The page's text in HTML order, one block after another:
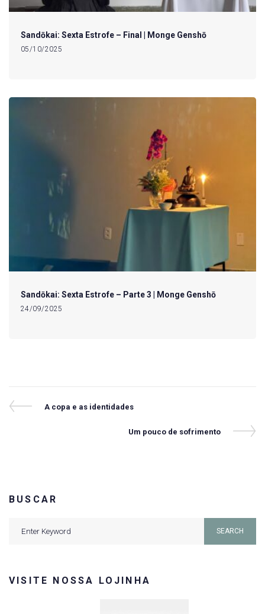
Sandōkai: Sexta Estrofe – Final | Monge Genshō
05/10/2025
Sandōkai: Sexta Estrofe – Parte 3 | Monge Genshō
24/09/2025
Navegação
Previous
A copa e as identidades
Next
Um pouco de sofrimento
BUSCAR
SEARCH
VISITE NOSSA LOJINHA